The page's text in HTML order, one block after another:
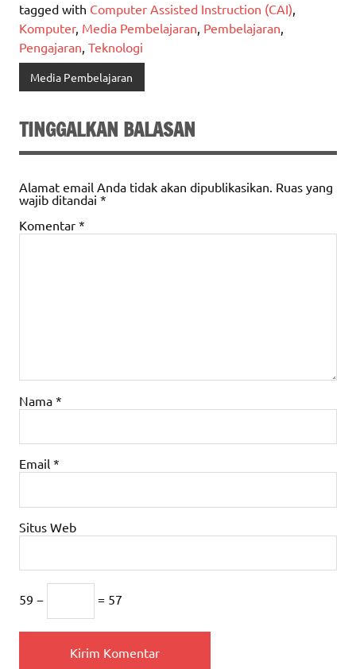
tagged with Computer Assisted Instruction (CAI),
Komputer, Media Pembelajaran, Pembelajaran,
Pengajaran, Teknologi
Media Pembelajaran
TINGGALKAN BALASAN
Alamat email Anda tidak akan dipublikasikan. Ruas yang
wajib ditandai *
Komentar *
Nama *
Email *
Situs Web
59 − = 57